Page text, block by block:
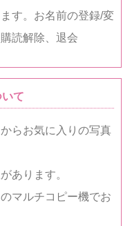
す。お名前の登録/変
読解除、退会
て
らお気に入りの写真
あります。
マルチコピー機でお